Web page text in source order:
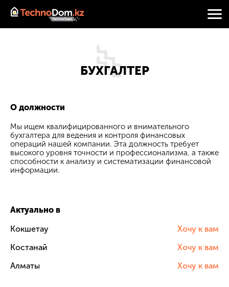
БУХГАЛТЕР
О должности
Мы ищем квалифицированного и внимательного
бухгалтера для ведения и контроля финансовых
операций нашей компании. Эта должность требует
высокого уровня точности и профессионализма, а также
способности к анализу и систематизации финансовой
информации.
Актуально в
Кокшетау
Хочу к вам
Костанай
Хочу к вам
Алматы
Хочу к вам